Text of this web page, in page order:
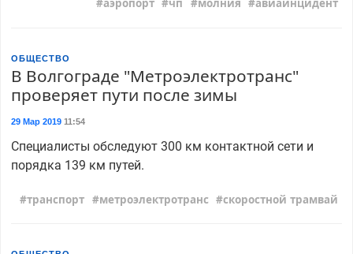
аэропорт чп молния авиаинцидент
ОБЩЕСТВО
В Волгограде "Метроэлектротранс"
проверяет пути после зимы
29 Мар 201911:54
Специалисты обследуют 300 км контактной сети и
порядка 139 км путей.
транспорт метроэлектротранс скоростной трамвай